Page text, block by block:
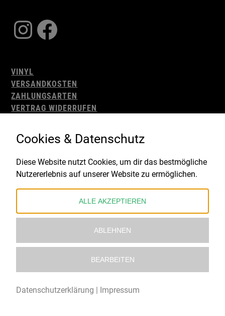
Instagram
Facebook
VINYL
VERSANDKOSTEN
ZAHLUNGSARTEN
VERTRAG WIDERRUFEN
WIDERRUFSBELEHRUNG
IMPRESSUM
Gefördert durch:
Cookies & Datenschutz
Diese Website nutzt Cookies, um dir das bestmögliche
Nutzererlebnis auf unserer Website zu ermöglichen.
ALLE AKZEPTIEREN
ABLEHNEN
BEARBEITEN
Datenschutzerklärung | Impressum